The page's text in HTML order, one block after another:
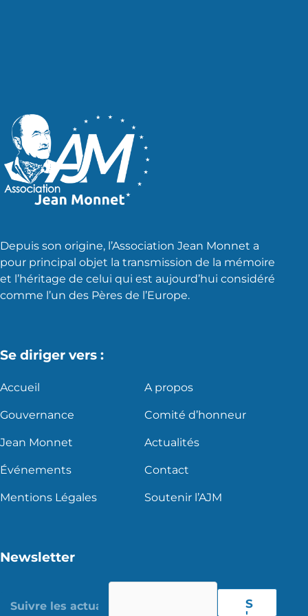
Depuis son origine, l’Association Jean Monnet a
pour principal objet la transmission de la mémoire
et l’héritage de celui qui est aujourd’hui considéré
comme l’un des Pères de l’Europe.
Se diriger vers :
Accueil A propos
Gouvernance Comité d’honneur
Jean Monnet Actualités
Événements Contact
Mentions Légales Soutenir l’AJM
Newsletter
S